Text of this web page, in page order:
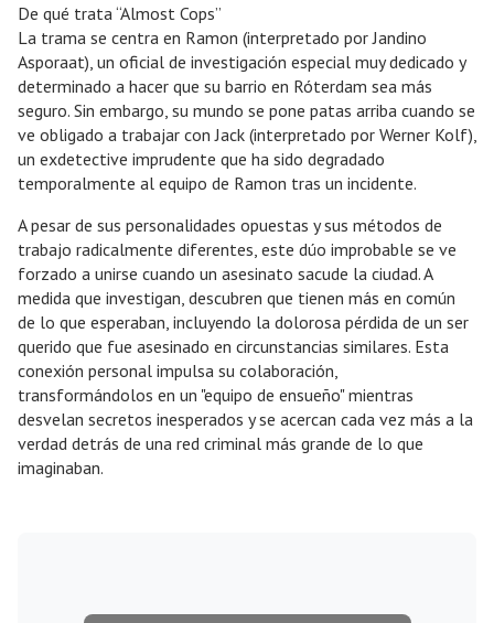
De qué trata “Almost Cops”
La trama se centra en Ramon (interpretado por Jandino
Asporaat), un oficial de investigación especial muy dedicado y
determinado a hacer que su barrio en Róterdam sea más
seguro. Sin embargo, su mundo se pone patas arriba cuando se
ve obligado a trabajar con Jack (interpretado por Werner Kolf),
un exdetective imprudente que ha sido degradado
temporalmente al equipo de Ramon tras un incidente.
A pesar de sus personalidades opuestas y sus métodos de
trabajo radicalmente diferentes, este dúo improbable se ve
forzado a unirse cuando un asesinato sacude la ciudad. A
medida que investigan, descubren que tienen más en común
de lo que esperaban, incluyendo la dolorosa pérdida de un ser
querido que fue asesinado en circunstancias similares. Esta
conexión personal impulsa su colaboración,
transformándolos en un "equipo de ensueño" mientras
desvelan secretos inesperados y se acercan cada vez más a la
verdad detrás de una red criminal más grande de lo que
imaginaban.